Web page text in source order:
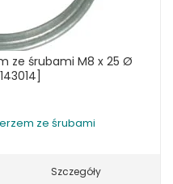
ze śrubami M8 x 25 Ø
ze śrubami
Szczegóły